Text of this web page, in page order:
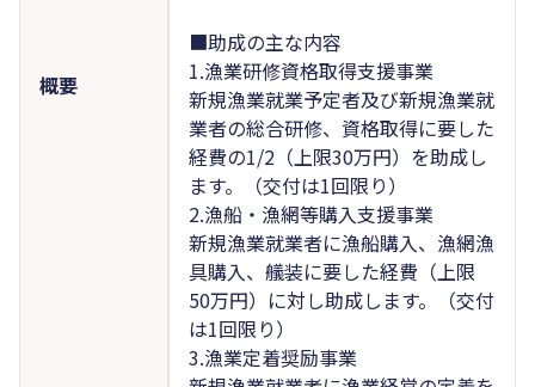
概要
■助成の主な内容
1.漁業研修資格取得支援事業
新規漁業就業予定者及び新規漁業就
業者の総合研修、資格取得に要した
経費の1/2（上限30万円）を助成し
ます。（交付は1回限り）
2.漁船・漁網等購入支援事業
新規漁業就業者に漁船購入、漁網漁
具購入、艤装に要した経費（上限
50万円）に対し助成します。（交付
は1回限り）
3.漁業定着奨励事業